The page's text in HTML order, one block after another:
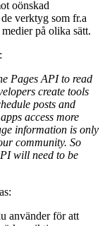
oönskad
verktyg som fr.a
på olika sätt.
Pages API to read
create tools
posts and
access more
information is only
community. So
will need to be
använder för att